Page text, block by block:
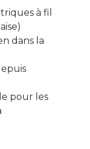
à fil
dans la
pour les